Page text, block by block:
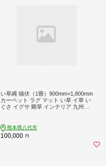
い草縄 猫伏（1畳）900mm×1,800mm
カーペット ラグ マット い草 イ草 い
ぐさ イグサ 藺草 インテリア 九州産
熊本県八代市
100,000 円